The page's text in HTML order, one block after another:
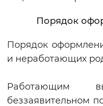
Порядок
Порядок
и неработающих
Работающим
беззаявительном